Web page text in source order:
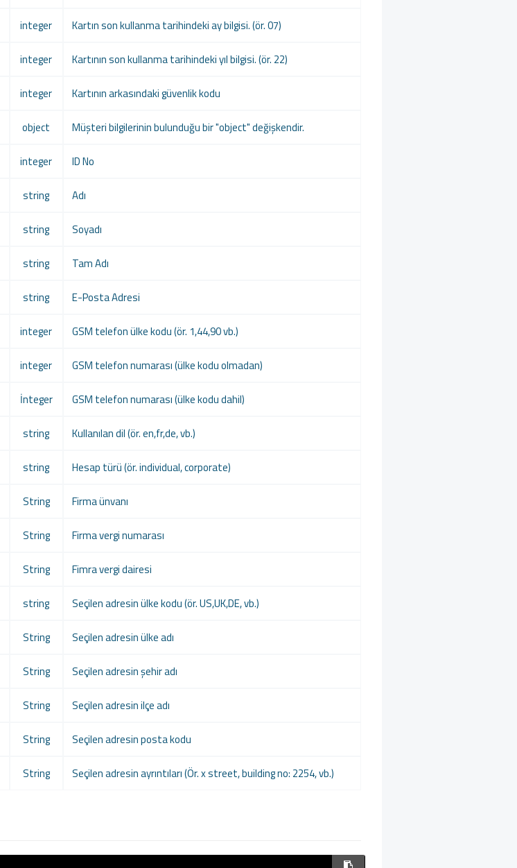
integer Kartın son kullanma tarihindeki ay bilgisi. (ör. 07)
integer Kartının son kullanma tarihindeki yıl bilgisi. (ör. 22)
integer Kartının arkasındaki güvenlik kodu
object Müşteri bilgilerinin bulunduğu bir "object" değişkendir.
integer ID No
string Adı
string Soyadı
string Tam Adı
string E-Posta Adresi
integer GSM telefon ülke kodu (ör. 1,44,90 vb.)
integer GSM telefon numarası (ülke kodu olmadan)
İnteger GSM telefon numarası (ülke kodu dahil)
string Kullanılan dil (ör. en,fr,de, vb.)
string Hesap türü (ör. individual, corporate)
String Firma ünvanı
String Firma vergi numarası
String Fimra vergi dairesi
string Seçilen adresin ülke kodu (ör. US,UK,DE, vb.)
String Seçilen adresin ülke adı
String Seçilen adresin şehir adı
String Seçilen adresin ilçe adı
String Seçilen adresin posta kodu
String Seçilen adresin ayrıntıları (Ör. x street, building no: 2254, vb.)